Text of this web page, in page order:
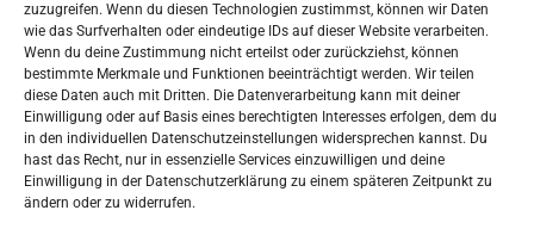
zuzugreifen. Wenn du diesen Technologien zustimmst, können wir Daten
wie das Surfverhalten oder eindeutige IDs auf dieser Website verarbeiten.
Wenn du deine Zustimmung nicht erteilst oder zurückziehst, können
bestimmte Merkmale und Funktionen beeinträchtigt werden. Wir teilen
diese Daten auch mit Dritten. Die Datenverarbeitung kann mit deiner
Einwilligung oder auf Basis eines berechtigten Interesses erfolgen, dem du
in den individuellen Datenschutzeinstellungen widersprechen kannst. Du
hast das Recht, nur in essenzielle Services einzuwilligen und deine
Einwilligung in der Datenschutzerklärung zu einem späteren Zeitpunkt zu
ändern oder zu widerrufen.
Tko je “Idemo u Svijet – Njemačka?
Pretražite stranicu:
S
e
a